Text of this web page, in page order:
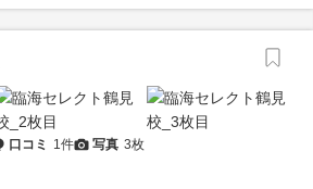
口コミ 1件 写真 3枚